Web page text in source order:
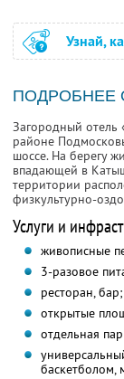
Узнай,
ПОДРОБНЕЕ
Загородный отель
районе
шоссе. На берегу
впадающей в
территории
физкультурно-
Услуги и
живописные
3-разовое
ресторан, бар;
открытые
отдельная